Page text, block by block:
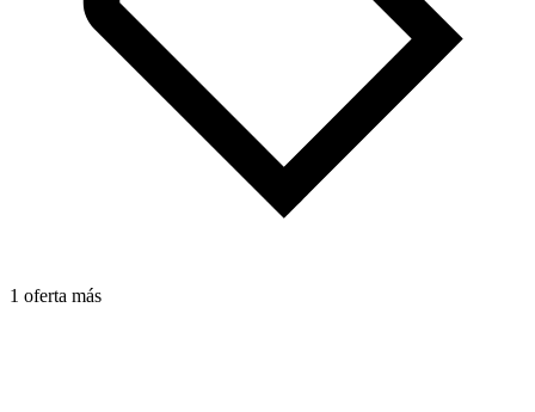
1 oferta más